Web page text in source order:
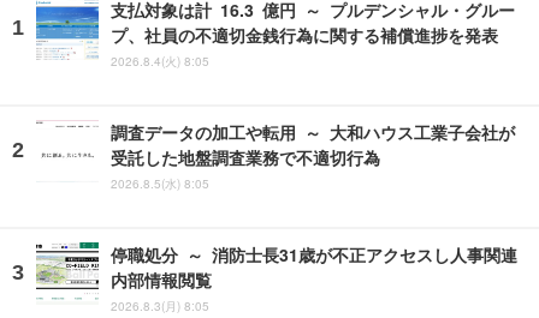
支払対象は計 16.3 億円 ～ プルデンシャル・グルー
プ、社員の不適切金銭行為に関する補償進捗を発表
2026.8.4(火) 8:05
調査データの加工や転用 ～ 大和ハウス工業子会社が
受託した地盤調査業務で不適切行為
2026.8.5(水) 8:05
停職処分 ～ 消防士長31歳が不正アクセスし人事関連
内部情報閲覧
2026.8.3(月) 8:05